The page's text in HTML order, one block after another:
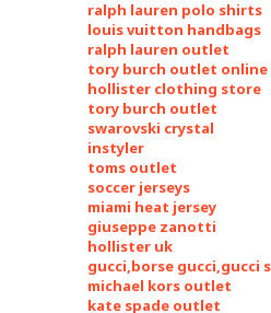
ralph lauren polo shirts
louis vuitton handbags
ralph lauren outlet
tory burch outlet online
hollister clothing store
tory burch outlet
swarovski crystal
instyler
toms outlet
soccer jerseys
miami heat jersey
giuseppe zanotti
hollister uk
gucci,borse
michael kors outlet
kate spade outlet